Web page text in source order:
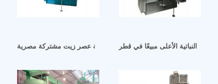
ماكينة عصر زيت مشتركة مصرية yzyx70wz
النباتية الأعلى مبيعًا في قطر